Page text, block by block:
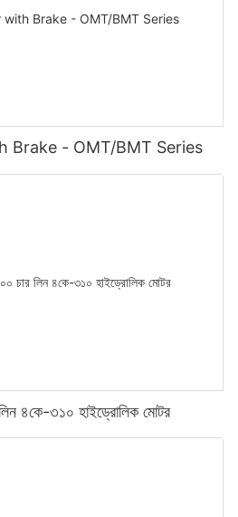
Brake - OMT/BMT Series
৪কে-৩১০ হাইড্রোলিক মোটর